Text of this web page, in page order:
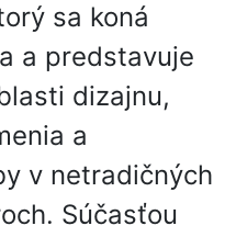
sa koná
a predstavuje
dizajnu,
a
v netradičných
Súčasťou